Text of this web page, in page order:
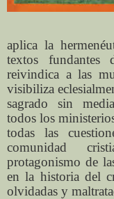
aplica la
textos fundantes
reivindica a las
visibiliza
sagrado sin
todos los
todas las
comunidad
protagonismo de
en la historia del
olvidadas y